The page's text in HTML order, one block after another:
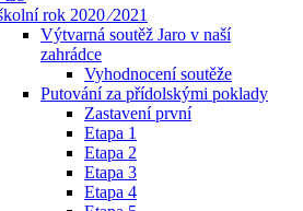
rok 2020 ⁄2021
Výtvarná soutěž Jaro v naší
zahrádce
Vyhodnocení soutěže
Putování za přídolskými poklady
Zastavení první
Etapa 1
Etapa 2
Etapa 3
Etapa 4